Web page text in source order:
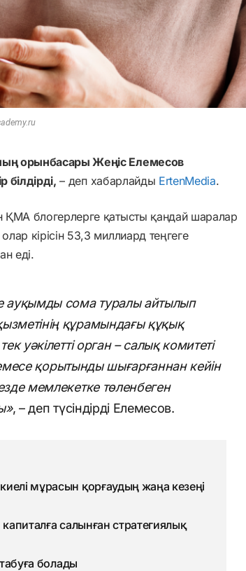
орынбасары Жеңіс Елемесов
білдірді, – деп хабарлайды ErtenMedia.
ҚМА блогерлерге қатысты қандай шаралар
кірісін 53,3 миллиард теңгеге
еді.
ауқымды сома туралы айтылып
құрамындағы құқық
уәкілетті орган – салық комитеті
қорытынды шығарғаннан кейін
мемлекетке төленбеген
, – деп түсіндірді Елемесов.
мұрасын қорғаудың жаңа кезеңі
салынған стратегиялық
болады